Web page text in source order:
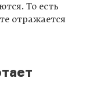
То есть
отражается